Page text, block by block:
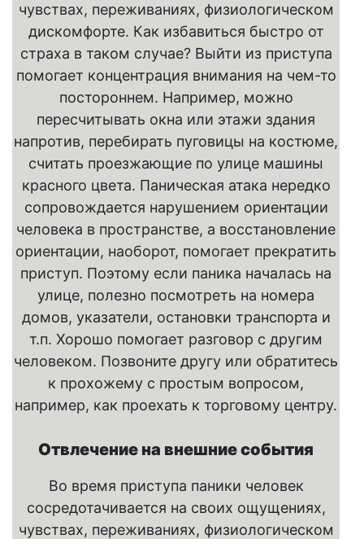
чувствах, переживаниях, физиологическом
дискомфорте. Как избавиться быстро от
страха в таком случае? Выйти из приступа
помогает концентрация внимания на чем-то
постороннем. Например, можно
пересчитывать окна или этажи здания
напротив, перебирать пуговицы на костюме,
считать проезжающие по улице машины
красного цвета. Паническая атака нередко
сопровождается нарушением ориентации
человека в пространстве, а восстановление
ориентации, наоборот, помогает прекратить
приступ. Поэтому если паника началась на
улице, полезно посмотреть на номера
домов, указатели, остановки транспорта и
т.п. Хорошо помогает разговор с другим
человеком. Позвоните другу или обратитесь
к прохожему с простым вопросом,
например, как проехать к торговому центру.
Отвлечение на внешние события
Во время приступа паники человек
сосредотачивается на своих ощущениях,
чувствах, переживаниях, физиологическом